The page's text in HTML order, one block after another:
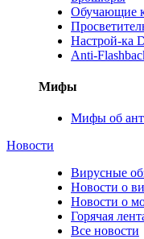
Обучающие
Настрой-ка
Anti-
Мифы
Мифы об
Новости
Вирусные
Новости о
Новости о
Горячая
Все новости